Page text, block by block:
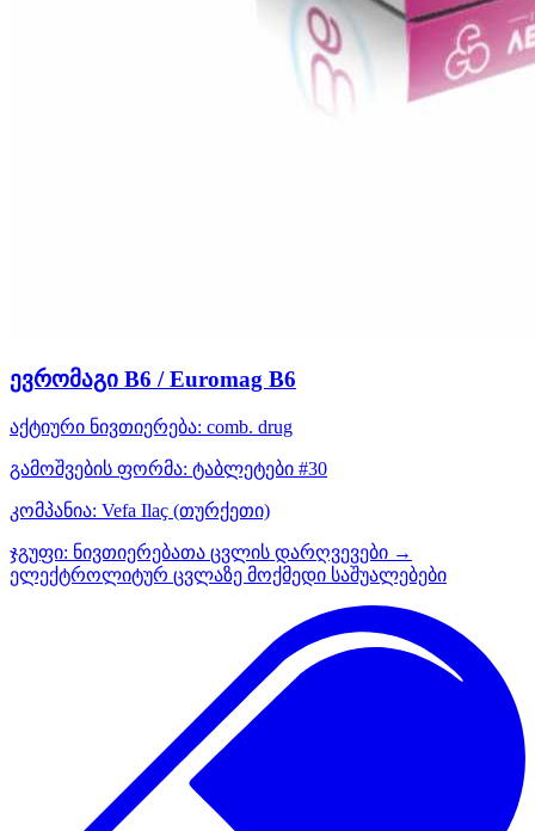
ევრომაგი B6 / Euromag B6
აქტიური ნივთიერება: comb. drug
გამოშვების ფორმა: ტაბლეტები #30
კომპანია: Vefa Ilaҫ (თურქეთი)
ჯგუფი: ნივთიერებათა ცვლის დარღვევები →
ელექტროლიტურ ცვლაზე მოქმედი საშუალებები